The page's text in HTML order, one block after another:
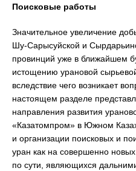
Поисковые работы
Значительное увеличение
Шу-Сарысуйской и
провинций уже в ближайшем
истощению урановой
вследствие чего возникает
настоящем разделе
направления развития
«Казатомпром» в Южном
и организации поисковых и
уран как на совершенно
по сути, являющихся